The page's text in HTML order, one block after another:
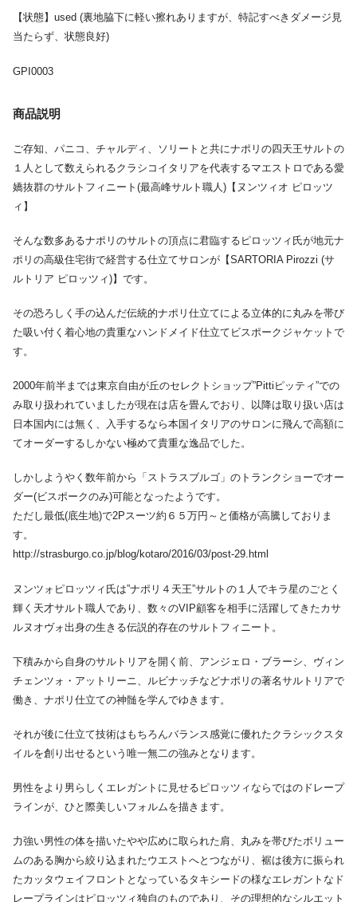
【状態】used (裏地脇下に軽い擦れありますが、特記すべきダメージ見
当たらず、状態良好)
GPI0003
商品説明
ご存知、パニコ、チャルディ、ソリートと共にナポリの四天王サルトの
１人として数えられるクラシコイタリアを代表するマエストロである愛
嬌抜群のサルトフィニート(最高峰サルト職人)【ヌンツィオ ピロッツ
ィ】
そんな数多あるナポリのサルトの頂点に君臨するピロッツィ氏が地元ナ
ポリの高級住宅街で経営する仕立てサロンが【SARTORIA Pirozzi (サ
ルトリア ピロッツィ)】です。
その恐ろしく手の込んだ伝統的ナポリ仕立てによる立体的に丸みを帯び
た吸い付く着心地の貴重なハンドメイド仕立てビスポークジャケットで
す。
2000年前半までは東京自由が丘のセレクトショップ”Pittiピッティ”での
み取り扱われていましたが現在は店を畳んでおり、以降は取り扱い店は
日本国内には無く、入手するなら本国イタリアのサロンに飛んで高額に
てオーダーするしかない極めて貴重な逸品でした。
しかしようやく数年前から「ストラスブルゴ」のトランクショーでオー
ダー(ビスポークのみ)可能となったようです。
ただし最低(底生地)で2Pスーツ約６５万円～と価格が高騰しておりま
す。
http://strasburgo.co.jp/blog/kotaro/2016/03/post-29.html
ヌンツォピロッツィ氏は”ナポリ４天王”サルトの１人でキラ星のごとく
輝く天才サルト職人であり、数々のVIP顧客を相手に活躍してきたカサ
ルヌオヴォ出身の生きる伝説的存在のサルトフィニート。
下積みから自身のサルトリアを開く前、アンジェロ・ブラーシ、ヴィン
チェンツォ・アットリーニ、ルビナッチなどナポリの著名サルトリアで
働き、ナポリ仕立ての神髄を学んでゆきます。
それが後に仕立て技術はもちろんバランス感覚に優れたクラシックスタ
イルを創り出せるという唯一無二の強みとなります。
男性をより男らしくエレガントに見せるピロッツィならではのドレープ
ラインが、ひと際美しいフォルムを描きます。
力強い男性の体を描いたやや広めに取られた肩、丸みを帯びたボリュー
ムのある胸から絞り込まれたウエストへとつながり、裾は後方に振られ
たカッタウェイフロントとなっているタキシードの様なエレガントなド
レープラインはピロッツィ独自のものであり、その理想的なシルエット